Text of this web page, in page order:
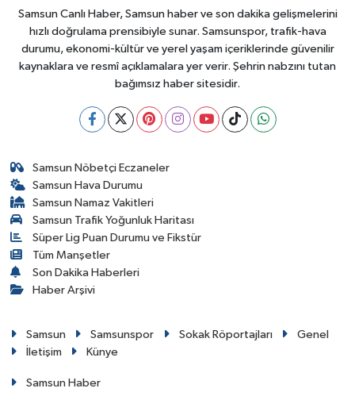
Samsun Canlı Haber, Samsun haber ve son dakika gelişmelerini
hızlı doğrulama prensibiyle sunar. Samsunspor, trafik-hava
durumu, ekonomi-kültür ve yerel yaşam içeriklerinde güvenilir
kaynaklara ve resmî açıklamalara yer verir. Şehrin nabzını tutan
bağımsız haber sitesidir.
Samsun Nöbetçi Eczaneler
Samsun Hava Durumu
Samsun Namaz Vakitleri
Samsun Trafik Yoğunluk Haritası
Süper Lig Puan Durumu ve Fikstür
Tüm Manşetler
Son Dakika Haberleri
Haber Arşivi
Samsun Samsunspor Sokak Röportajları
Genel
İletişim
Künye
Samsun Haber